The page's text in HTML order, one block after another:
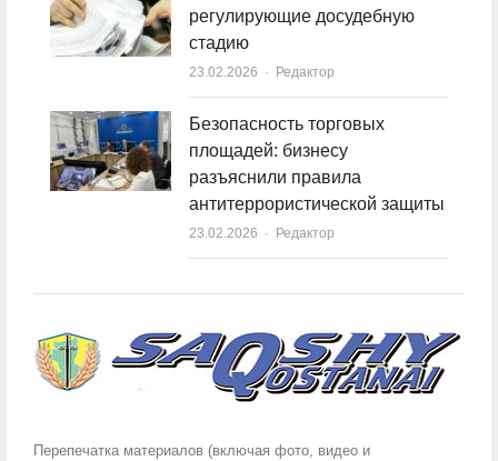
регулирующие досудебную
стадию
23.02.2026 Author
Редактор
Безопасность торговых
площадей: бизнесу
разъяснили правила
антитеррористической защиты
23.02.2026 Author
Редактор
Перепечатка материалов (включая фото, видео и